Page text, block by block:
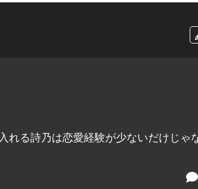
れる詩乃は恋愛経験が少ないだけじゃ